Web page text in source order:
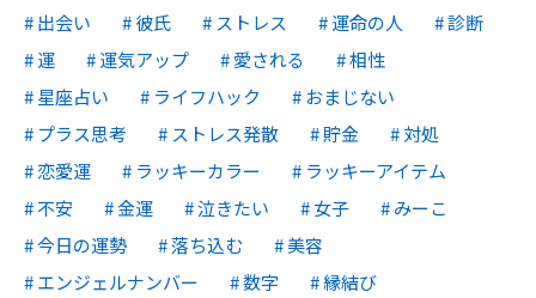
出会い
彼氏 ストレス 運命の人
診断
運
運気アップ 愛される
相性
星座占い
ライフハック
おまじない
プラス思考
ストレス発散 貯金
対処
恋愛運
ラッキーカラー
ラッキーアイテム
不安
金運 泣きたい 女子
みーこ
今日の運勢
落ち込む
美容
エンジェルナンバー
数字 縁結び